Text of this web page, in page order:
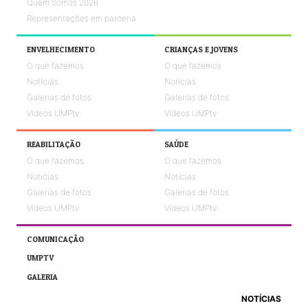
Quem Somos 2026
Representações em parceria
ENVELHECIMENTO
O que fazemos
Notícias
Galerias de fotos
Vídeos UMPtv
CRIANÇAS E JOVENS
O que fazemos
Notícias
Galerias de fotos
Vídeos UMPtv
REABILITAÇÃO
O que fazemos
Notícias
Galerias de fotos
Vídeos UMPtv
SAÚDE
O que fazemos
Notícias
Galerias de fotos
Vídeos UMPtv
COMUNICAÇÃO
UMPTV
GALERIA
NOTÍCIAS